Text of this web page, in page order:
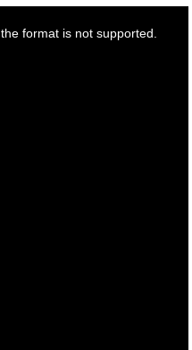
format is not supported.